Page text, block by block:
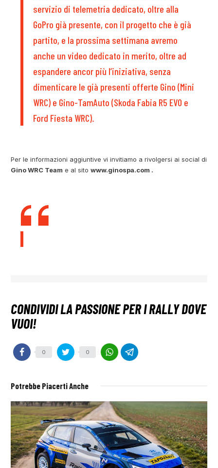
servizio di telemetria dedicato, oltre alla
GoPro già presente, con il progetto che è già
partito, e la prossima settimana avremo
anche un video dedicato in merito, oltre ad
espandere ancor più l’iniziativa, senza
dimenticare le già presenti offerte Gino (Mini
WRC) e Gino-TamAuto (Skoda Fabia R5 EVO e
Ford Fiesta WRC).
Per le informazioni aggiuntive vi invitiamo a rivolgersi ai social di
Gino WRC Team e al sitowww.ginospa.com .
0 0
Potrebbe Piacerti Anche